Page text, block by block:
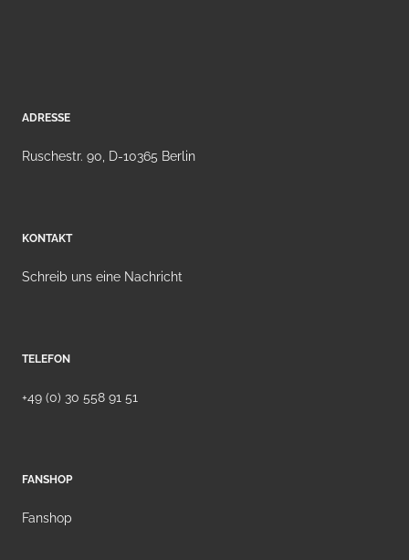
ADRESSE
Ruschestr. 90, D-10365 Berlin
KONTAKT
Schreib uns eine Nachricht
TELEFON
+49 (0) 30 558 91 51
FANSHOP
Fanshop